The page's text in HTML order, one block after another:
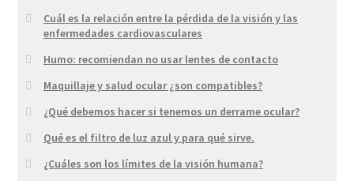
Cuál es la relación entre la pérdida de la visión y las
enfermedades cardiovasculares
Humo: recomiendan no usar lentes de contacto
Maquillaje y salud ocular ¿son compatibles?
¿Qué debemos hacer si tenemos un derrame ocular?
Qué es el filtro de luz azul y para qué sirve.
¿Cuáles son los límites de la visión humana?